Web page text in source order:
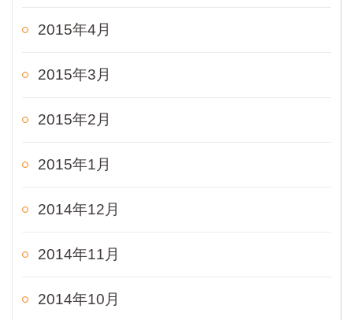
2015年4月
2015年3月
2015年2月
2015年1月
2014年12月
2014年11月
2014年10月